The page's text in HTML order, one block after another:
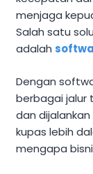
menjaga
Salah satu
adalah
Dengan
berbagai jalur
dan
kupas lebih
mengapa